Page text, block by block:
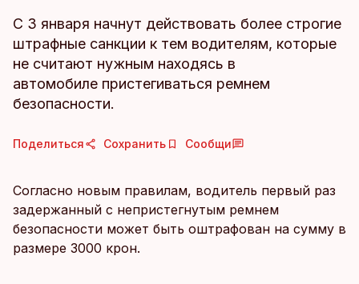
С 3 января начнут действовать более строгие
штрафные санкции к тем водителям, которые
не считают нужным находясь в
автомобиле пристегиваться ремнем
безопасности.
Поделиться Сохранить Сообщи
Согласно новым правилам, водитель первый раз
задержанный с непристегнутым ремнем
безопасности может быть оштрафован на сумму в
размере 3000 крон.